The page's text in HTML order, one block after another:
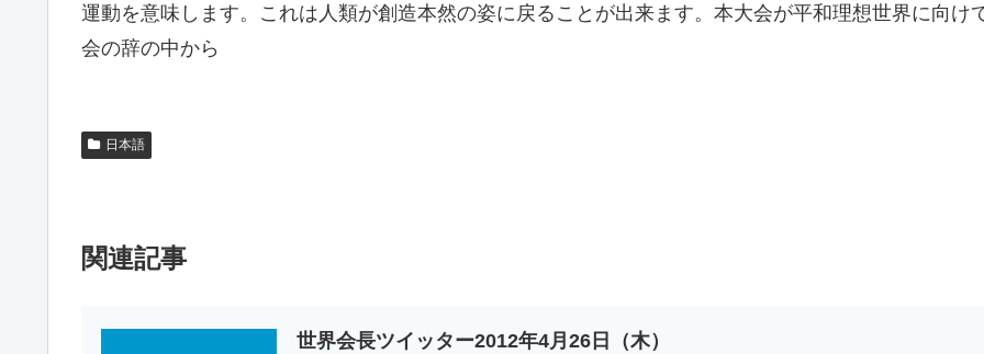
運動を意味します。これは人類が創造本然の姿に戻ることが出来ます。本大会が平和理想世界に向
会の辞の中から
日本語
関連記事
世界会長ツイッター2012年4月26日（木）